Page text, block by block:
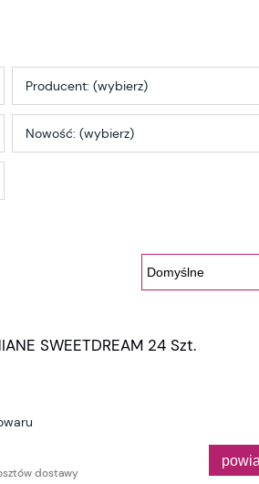
Producent: (wybierz)
Nowość: (wybierz)
SWEETDREAM 24 Szt.
dostawy